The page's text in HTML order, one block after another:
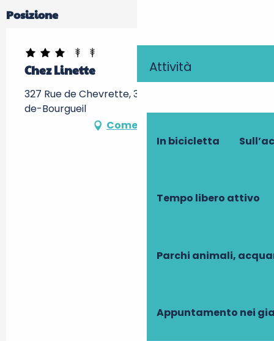
Attività
In bicicletta
Tempo libero attivo
Parchi animali,
Appuntamento nei
Posizione
Chez Linette
327 Rue de Chevrette, 37140 Saint-Nicolas-
de-Bourgueil
Come arrivare